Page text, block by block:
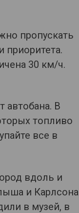
пропускать
приоритета.
30 км/ч.
автобана. В
топливо
все в
вдоль и
и Карлсона
в музей, в